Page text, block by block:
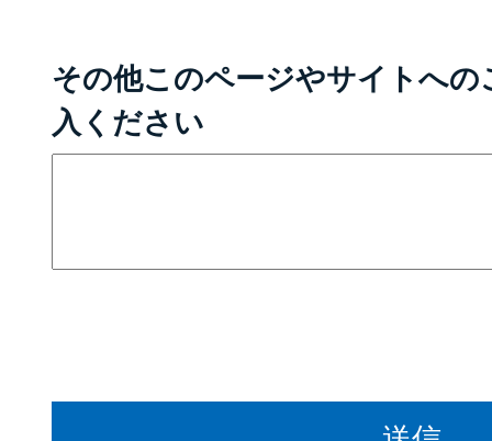
その他このページやサイトへ
入ください